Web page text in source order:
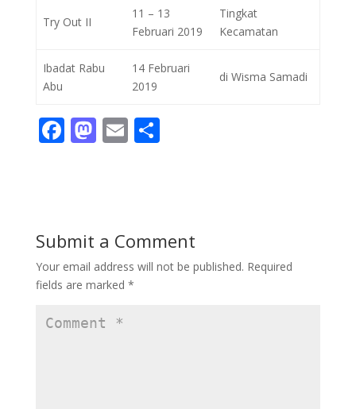
Try Out II
11 – 13
Februari 2019
Tingkat
Kecamatan
Ibadat Rabu
Abu
14 Februari
2019
di Wisma Samadi
F
o
o
k
M
o
n
E S
Submit a Comment
Your email address will not be published. Required
fields are marked *